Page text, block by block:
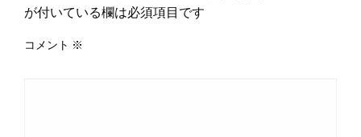
が付いている欄は必須項目です
コメント ※